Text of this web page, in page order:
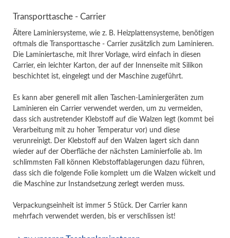
Transporttasche - Carrier
Ältere Laminiersysteme, wie z. B. Heizplattensysteme, benötigen
oftmals die Transporttasche - Carrier zusätzlich zum Laminieren.
Die Laminiertasche, mit Ihrer Vorlage, wird einfach in diesen
Carrier, ein leichter Karton, der auf der Innenseite mit Silikon
beschichtet ist, eingelegt und der Maschine zugeführt.
Es kann aber generell mit allen Taschen-Laminiergeräten zum
Laminieren ein Carrier verwendet werden, um zu vermeiden,
dass sich austretender Klebstoff auf die Walzen legt (kommt bei
Verarbeitung mit zu hoher Temperatur vor) und diese
verunreinigt. Der Klebstoff auf den Walzen lagert sich dann
wieder auf der Oberfläche der nächsten Laminierfolie ab. Im
schlimmsten Fall können Klebstoffablagerungen dazu führen,
dass sich die folgende Folie komplett um die Walzen wickelt und
die Maschine zur Instandsetzung zerlegt werden muss.
Verpackungseinheit ist immer 5 Stück. Der Carrier kann
mehrfach verwendet werden, bis er verschlissen ist!